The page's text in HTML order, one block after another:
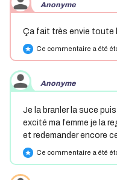
Anonyme
Ça fait très envie toute
star Ce commentaire a été
Anonyme
Je la branler la suce
excité ma femme je la
et redemander encore
star Ce commentaire a été